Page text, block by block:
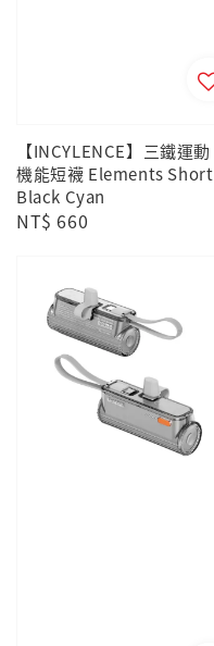
【INCYLENCE】三鐵運動
機能短襪 Elements Short
Black Cyan
Regular
NT$ 660